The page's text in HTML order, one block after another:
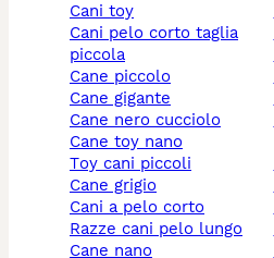
cani toy
cani pelo corto taglia
piccola
cane piccolo
cane gigante
cane nero cucciolo
cane toy nano
toy cani piccoli
cane grigio
cani a pelo corto
razze cani pelo lungo
cane nano